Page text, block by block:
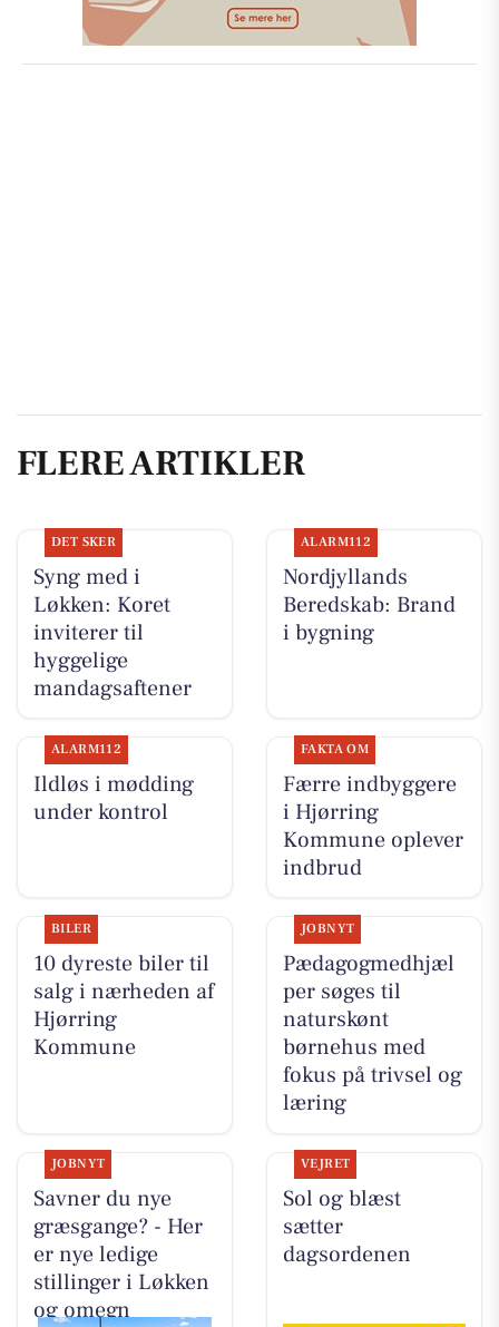
FLERE ARTIKLER
DET SKER
Syng med i
Løkken: Koret
inviterer til
hyggelige
mandagsaftener
ALARM112
Nordjyllands
Beredskab: Brand
i bygning
ALARM112
Ildløs i mødding
under kontrol
FAKTA OM
Færre indbyggere
i Hjørring
Kommune oplever
indbrud
BILER
10 dyreste biler til
salg i nærheden af
Hjørring
Kommune
JOBNYT
Pædagogmedhjæl
per søges til
naturskønt
børnehus med
fokus på trivsel og
læring
JOBNYT
Savner du nye
græsgange? - Her
er nye ledige
stillinger i Løkken
og omegn
VEJRET
Sol og blæst
sætter
dagsordenen